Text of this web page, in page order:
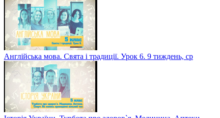
Українська мова. Повторення, узагальнення і систематизація
вивченого з розділу "Фонетика й графіка". Урок 2. 9 тиждень,
ср
Англійська мова. Свята і традиції. Урок 6. 9 тиждень, ср